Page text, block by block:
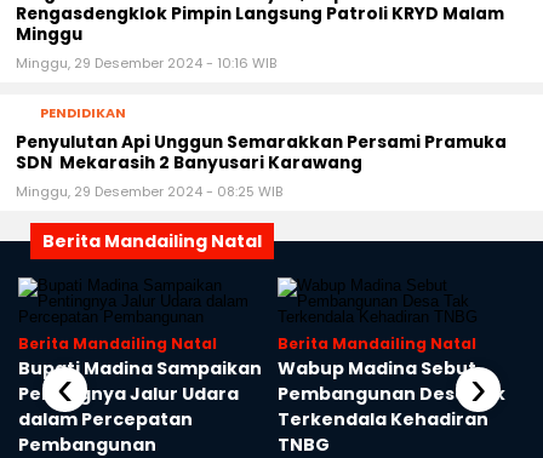
Rengasdengklok Pimpin Langsung Patroli KRYD Malam
Minggu
Minggu, 29 Desember 2024 - 10:16 WIB
PENDIDIKAN
Penyulutan Api Unggun Semarakkan Persami Pramuka
SDN Mekarasih 2 Banyusari Karawang
Minggu, 29 Desember 2024 - 08:25 WIB
Berita Mandailing Natal
Berita Mandailing Natal
Bupati Madina Sampaikan
Pentingnya Jalur Udara
dalam Percepatan
Pembangunan
Berita Mandailing Natal
Wabup Madina Sebut
Pembangunan Desa Tak
Terkendala Kehadiran
TNBG
‹ ›